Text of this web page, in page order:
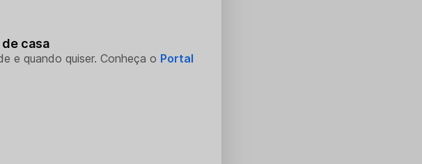
casa
e quando quiser. Conheça o Portal